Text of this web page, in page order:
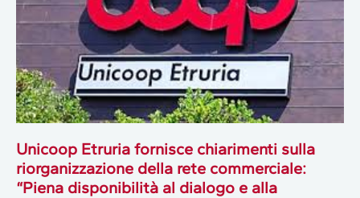
Unicoop Etruria fornisce chiarimenti sulla
riorganizzazione della rete commerciale:
“Piena disponibilità al dialogo e alla